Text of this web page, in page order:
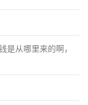
从哪里来的啊，